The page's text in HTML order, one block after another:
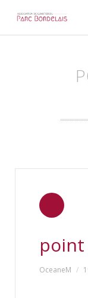
Skip to content
OceaneM